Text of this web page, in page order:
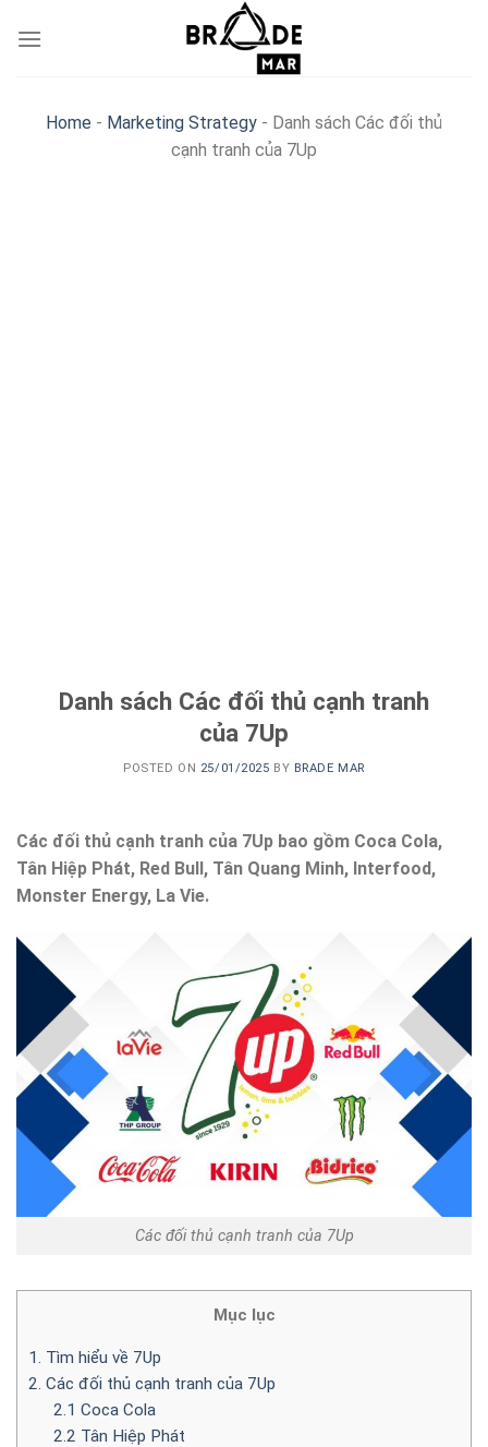
Home - Marketing Strategy - Danh sách Các đối thủ
cạnh tranh của 7Up
Danh sách Các đối thủ cạnh tranh
của 7Up
POSTED ON 25/01/2025 BY BRADE MAR
Các đối thủ cạnh tranh của 7Up bao gồm Coca Cola,
Tân Hiệp Phát, Red Bull, Tân Quang Minh, Interfood,
Monster Energy, La Vie.
Các đối thủ cạnh tranh của 7Up
Mục lục
1. Tìm hiểu về 7Up
2. Các đối thủ cạnh tranh của 7Up
2.1 Coca Cola
2.2 Tân Hiệp Phát